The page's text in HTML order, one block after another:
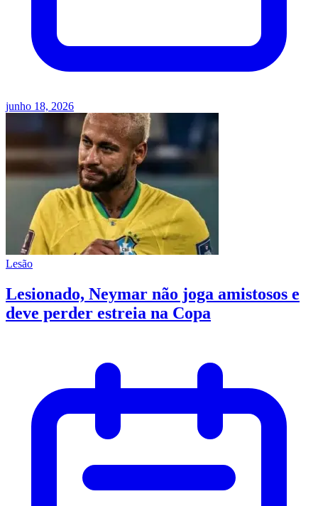
junho 18, 2026
Lesão
Lesionado, Neymar não joga amistosos e
deve perder estreia na Copa